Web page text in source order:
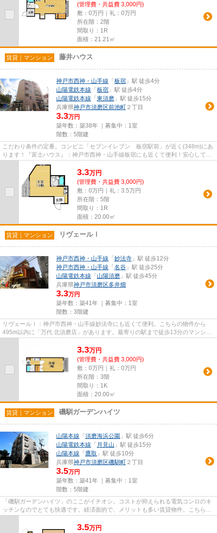
(管理費・共益費 3,000円)
敷：0万円｜礼：0万円
所在階：2階
間取り：1R
面積：21.21㎡
賃貸｜マンション 藤井ハウス
神戸市西神・山手線 「 板宿 」駅 徒歩4分
山陽電鉄本線 「 板宿 」駅 徒歩4分
山陽電鉄本線 「 東須磨 」駅 徒歩15分
兵庫県神戸市須磨区前池町 ２丁目
3.3万円
築年数：築38年 ｜募集中： 1室
階数：5階建
こだわり条件の定番。コンビニ「セブンイレブン 板宿駅前」が近く(348m)にあ
ります！『富士ハウス』：神戸市西神・山手線板宿にも近くて便利！安心して暮
らせる耐久性の高い住居なら...
3.3万円
(管理費・共益費 3,000円)
敷：0万円｜礼：3.5万円
所在階：5階
間取り：1R
面積：20.00㎡
賃貸｜マンション リヴェールⅠ
神戸市西神・山手線 「 妙法寺 」駅 徒歩12分
神戸市西神・山手線 「 名谷 」駅 徒歩25分
山陽電鉄本線 「 山陽須磨 」駅 徒歩45分
兵庫県神戸市須磨区多井畑
3.3万円
築年数：築41年 ｜募集中： 1室
階数：3階建
リヴェールⅠ：神戸市西神・山手線妙法寺にも近くて便利。こちらの物件から
495m以内に「万代 北須磨店」があります。最寄りの駅まで徒歩13分のマンショ
3.3万円
(管理費・共益費 3,000円)
敷：0万円｜礼：0万円
所在階：3階
間取り：1K
面積：20.00㎡
賃貸｜マンション 磯馴ガーデンハイツ
山陽本線 「 須磨海浜公園 」駅 徒歩6分
山陽電鉄本線 「 月見山 」駅 徒歩15分
山陽本線 「 鷹取 」駅 徒歩10分
兵庫県神戸市須磨区磯馴町 ２丁目
3.5万円
築年数：築41年 ｜募集中： 1室
階数：5階建
「磯馴ガーデンハイツ」のここがイチオシ。コストが抑えられる電気コンロのキ
ッチンなのでとても快適です。経済面的で、メリットも多い賃貸物件。こちらは
3.5万円